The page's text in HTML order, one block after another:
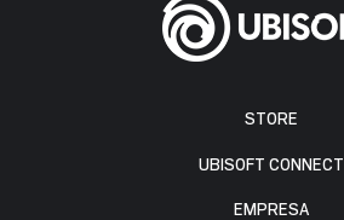
STORE
UBISOFT CONNECT
EMPRESA